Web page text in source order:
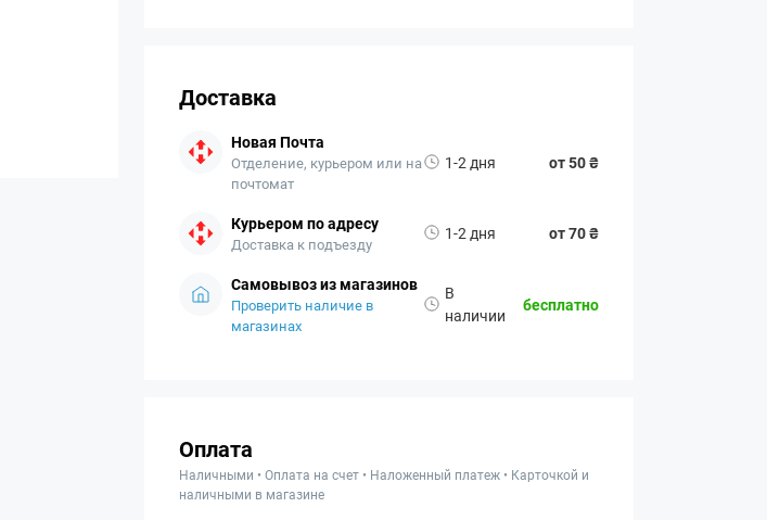
Доставка
Новая Почта
Отделение, курьером или на
почтомат
1-2 дня от 50 ₴
Курьером по адресу
Доставка к подъезду
1-2 дня от 70 ₴
Самовывоз из магазинов
Проверить наличие в
магазинах
В
наличии
бесплатно
Оплата
Наличными • Оплата на счет • Наложенный платеж • Карточкой и
наличными в магазине